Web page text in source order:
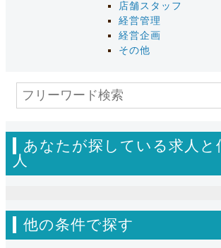
店舗スタッフ
経営管理
経営企画
その他
あなたが探している求人と
人
他の条件で探す